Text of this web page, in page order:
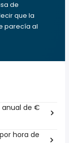
de
que la
parecía al
anual de €
hora de